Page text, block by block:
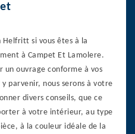
Helfritt si vous êtes à la
à Campet Et Lamolere.
un ouvrage conforme à vos
parvenir, nous serons à votre
divers conseils, que ce
à votre intérieur, au type
à la couleur idéale de la